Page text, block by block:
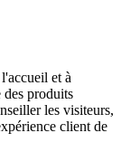
et à
des produits
les visiteurs,
client de